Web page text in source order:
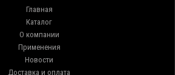
Главная
Каталог
О компании
Применения
Новости
Доставка и оплата